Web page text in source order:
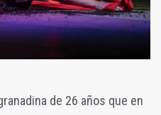
de 26 años que en